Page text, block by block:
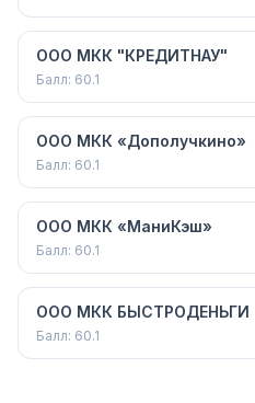
ООО МКК "КРЕДИТНАУ"
Балл: 60.1
ООО МКК «Дополучкино»
Балл: 60.1
ООО МКК «МаниКэш»
Балл: 60.1
ООО МКК БЫСТРОДЕНЬГИ
Балл: 60.1